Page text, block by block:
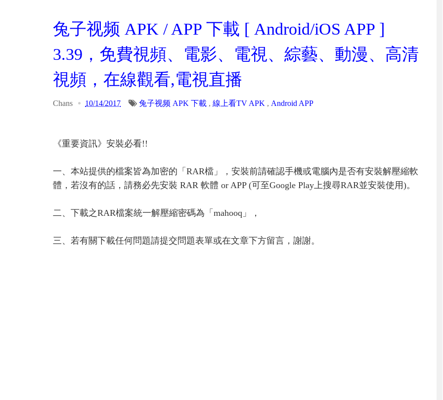
兔子视频 APK / APP 下載 [ Android/iOS APP ]
3.39，免費視頻、電影、電視、綜藝、動漫、高清
視頻，在線觀看,電視直播
Chans 10/14/2017 兔子视频 APK 下載 , 線上看TV APK , Android APP
《重要資訊》安裝必看!!
一、本站提供的檔案皆為加密的「RAR檔」，安裝前請確認手機或電腦內是否有安裝解壓縮軟
體，若沒有的話，請務必先安裝 RAR 軟體 or APP (可至Google Play上搜尋RAR並安裝使用)。
二、下載之RAR檔案統一解壓縮密碼為「mahooq」，
三、若有關下載任何問題請提交問題表單或在文章下方留言，謝謝。